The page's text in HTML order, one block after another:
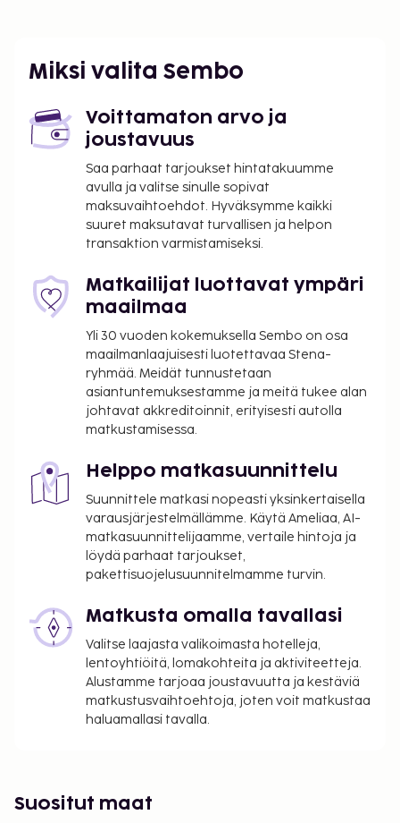
km / 1,1 mi
Lyon (LYS-Saint-Exupery) - 35,4 km / 22 mi
Saint-Etienne (EBU-Saint-Etienne - Loiren
kansainvälinen lentokenttä) - 73,4 km / 45,6 mi
Grenoble (GNB-Grenoble - Isere) - 93,8 km / 58,3 mi
Käytössäsi on ilmaiset sanomalehdet aulassa,
ympäri vuorokauden auki oleva vastaanotto ja
omatoiminen pysäköinti. Seuraavat palvelut ovat
saatavilla: ilmainen langaton internetyhteys,
concierge-palvelut ja televisio yleisissä tiloissa.
Asiakkaat pääsevät lähistöllä sijaitseviin kohteisiin
alueellisilla kuljetuksilla (lisämaksusta).
Lisämaksullinen buffetaamiainen tarjoillaan
arkipäivisin klo 6.30–10.30 ja viikonloppuisin klo
7.00–11.00. Tämän majoituspaikan virallisen
kehitysjärjestö ATOUT.
Majoituspaikka veloittaa seuraavat paikan päällä
suoritettavat maksut. Maksuihin saattaa sisältyä
sovellettavat verot:
Kaupungin perimä vero: 1.87 EUR per henkilö per
lapsilta.
Tässä on mainittu kaikki majoituspaikan meille
ilmoittamat maksut.
Maksu buffetaamiaisesta: noin 15 EUR per
henkilö
Miksi valita Sembo
Voittamaton arvo ja
joustavuus
Saa parhaat tarjoukset hintatakuumme
avulla ja valitse sinulle sopivat
maksuvaihtoehdot. Hyväksymme kaikki
suuret maksutavat turvallisen ja helpon
transaktion varmistamiseksi.
Matkailijat luottavat ympäri
maailmaa
Yli 30 vuoden kokemuksella Sembo on osa
maailmanlaajuisesti luotettavaa Stena-
ryhmää. Meidät tunnustetaan
asiantuntemuksestamme ja meitä tukee alan
johtavat akkreditoinnit, erityisesti autolla
matkustamisessa.
Helppo matkasuunnittelu
Suunnittele matkasi nopeasti yksinkertaisella
varausjärjestelmällämme. Käytä Ameliaa, AI-
matkasuunnittelijaamme, vertaile hintoja ja
löydä parhaat tarjoukset,
pakettisuojelusuunnitelmamme turvin.
Matkusta omalla tavallasi
Valitse laajasta valikoimasta hotelleja,
lentoyhtiöitä, lomakohteita ja aktiviteetteja.
Alustamme tarjoaa joustavuutta ja kestäviä
matkustusvaihtoehtoja, joten voit matkustaa
haluamallasi tavalla.
Suositut maat